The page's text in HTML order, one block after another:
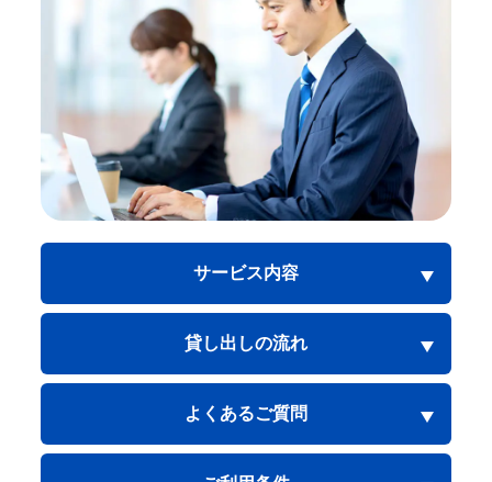
サービス内容
貸し出しの流れ
よくあるご質問